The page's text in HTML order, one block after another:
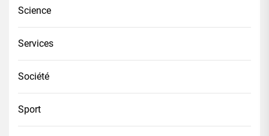
Science
Services
Société
Sport